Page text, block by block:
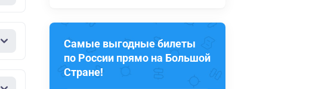
Самые выгодные билеты
по России прямо на Большой
Стране!